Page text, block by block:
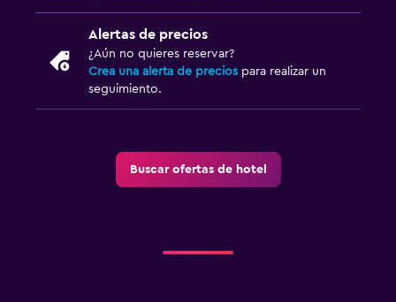
Alertas de precios
¿Aún no quieres reservar?
Crea una alerta de precios para realizar un
seguimiento.
Buscar ofertas de hotel